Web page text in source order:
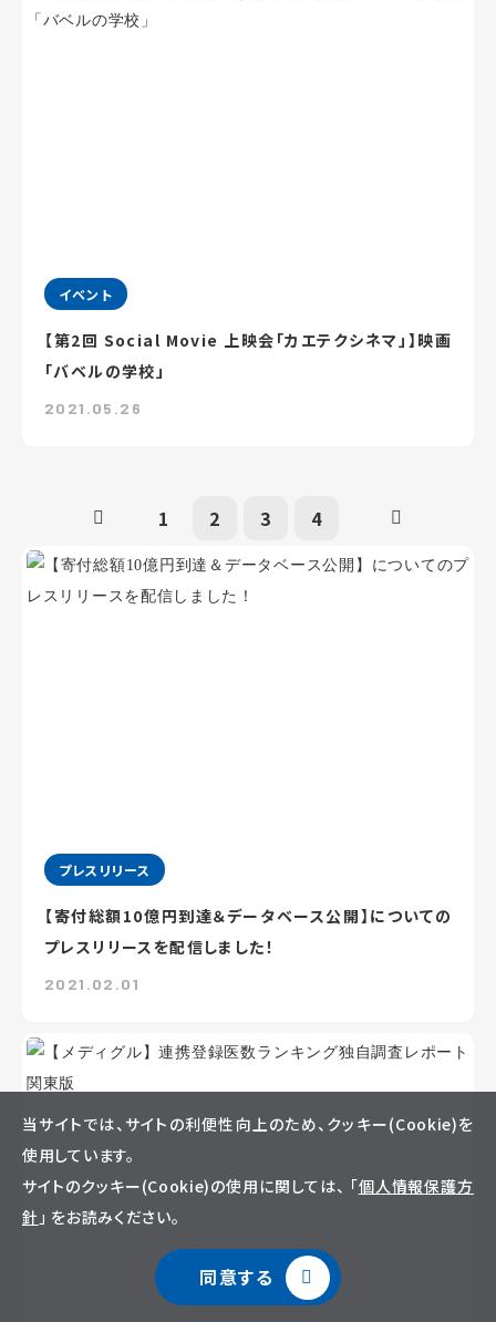
イベント
【第2回 Social Movie 上映会「カエテクシネマ」】映画
「バベルの学校」
2021.05.26
1 2 3 4
プレスリリース
【寄付総額10億円到達＆データベース公開】についての
プレスリリースを配信しました！
2021.02.01
当サイトでは、サイトの利便性向上のため、クッキー(Cookie)を
使用しています。
サイトのクッキー(Cookie)の使用に関しては、 「個人情報保護方
針」 をお読みください。
同意する